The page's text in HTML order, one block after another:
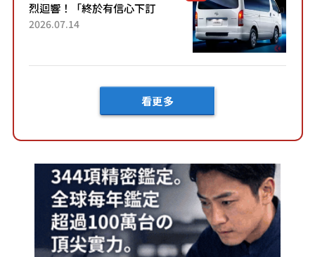
烈迴響！「終於有信心下訂
了！」「哪個等級交車最
車？...
2026.07.14
看更多